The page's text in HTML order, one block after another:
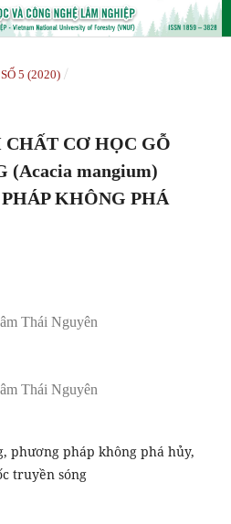
SỐ 5 (2020) /
CƠ HỌC GỖ
(Acacia mangium)
KHÔNG PHÁ
Thái Nguyên
Thái Nguyên
phương pháp không phá hủy,
truyền sóng